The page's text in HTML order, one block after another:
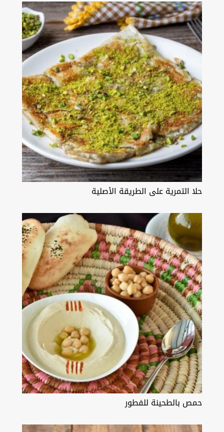
حلا التمرية على الطريقة الأصلية
حمص بالطحينة للفطور